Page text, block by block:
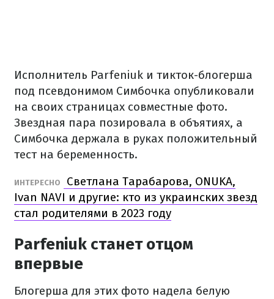
Исполнитель Parfeniuk и тикток-блогерша
под псевдонимом Симбочка опубликовали
на своих страницах совместные фото.
Звездная пара позировала в объятиях, а
Симбочка держала в руках положительный
тест на беременность.
ИНТЕРЕСНО
Светлана Тарабарова, ONUKA,
Ivan NAVI и другие: кто из украинских звезд
стал родителями в 2023 году
Parfeniuk станет отцом
впервые
Блогерша для этих фото надела белую